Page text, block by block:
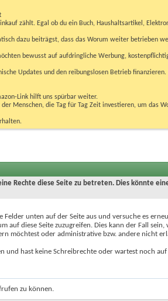
zählt. Egal ob du ein Buch, Haushaltsartikel,
dazu beiträgst, dass das Worum weiter betrieben
bewusst auf aufdringliche Werbung,
Updates und den reibungslosen Betrieb
Link hilft uns spürbar weiter.
Menschen, die Tag für Tag Zeit investieren, um das
Rechte diese Seite zu betreten. Dies könnte
unten auf der Seite aus und versuche es
auf diese Seite zuzugreifen. Dies kann der Fall sein,
möchtest oder administrative bzw. andere nicht
und hast keine Schreibrechte oder wartest noch
zu können.